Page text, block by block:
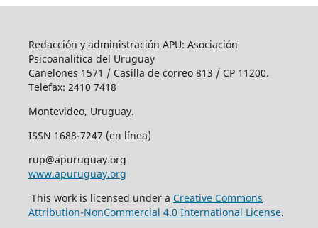
Redacción y administración APU: Asociación
Psicoanalítica del Uruguay
Canelones 1571 / Casilla de correo 813 / CP 11200.
Telefax: 2410 7418
Montevideo, Uruguay.
ISSN 1688-7247 (en línea)
rup@apuruguay.org
www.apuruguay.org
This work is licensed under a Creative Commons
Attribution-NonCommercial 4.0 International License.